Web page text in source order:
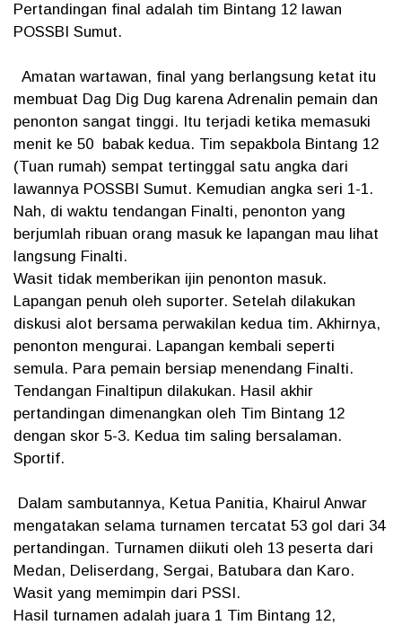
Pertandingan final adalah tim Bintang 12 lawan
POSSBI Sumut.
Amatan wartawan, final yang berlangsung ketat itu
membuat Dag Dig Dug karena Adrenalin pemain dan
penonton sangat tinggi. Itu terjadi ketika memasuki
menit ke 50 babak kedua. Tim sepakbola Bintang 12
(Tuan rumah) sempat tertinggal satu angka dari
lawannya POSSBI Sumut. Kemudian angka seri 1-1.
Nah, di waktu tendangan Finalti, penonton yang
berjumlah ribuan orang masuk ke lapangan mau lihat
langsung Finalti.
Wasit tidak memberikan ijin penonton masuk.
Lapangan penuh oleh suporter. Setelah dilakukan
diskusi alot bersama perwakilan kedua tim. Akhirnya,
penonton mengurai. Lapangan kembali seperti
semula. Para pemain bersiap menendang Finalti.
Tendangan Finaltipun dilakukan. Hasil akhir
pertandingan dimenangkan oleh Tim Bintang 12
dengan skor 5-3. Kedua tim saling bersalaman.
Sportif.
Dalam sambutannya, Ketua Panitia, Khairul Anwar
mengatakan selama turnamen tercatat 53 gol dari 34
pertandingan. Turnamen diikuti oleh 13 peserta dari
Medan, Deliserdang, Sergai, Batubara dan Karo.
Wasit yang memimpin dari PSSI.
Hasil turnamen adalah juara 1 Tim Bintang 12,